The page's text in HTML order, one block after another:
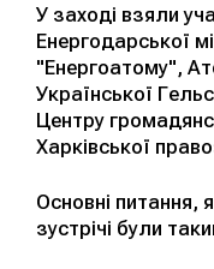
У заході взяли
Енергодарської
"Енергоатому",
Української
Центру
Харківської
Основні питання,
зустрічі були